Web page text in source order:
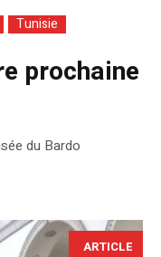
Tunisie
prochaine
du Bardo
ARTICLE